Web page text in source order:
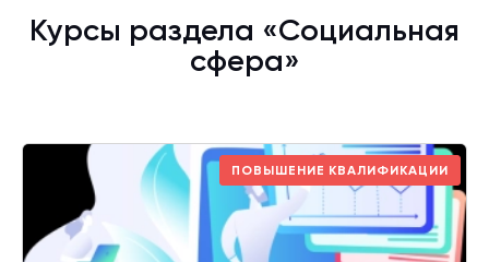
Курсы раздела «Социальная
сфера»
ПОВЫШЕНИЕ КВАЛИФИКАЦИИ